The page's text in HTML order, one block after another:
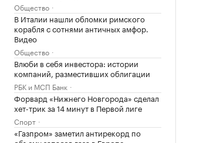
Общество
В Италии нашли обломки римского
корабля с сотнями античных амфор.
Видео
Общество
Влюби в себя инвестора: истории
компаний, разместивших облигации
РБК и МСП Банк
Форвард «Нижнего Новгорода» сделал
хет-трик за 14 минут в Первой лиге
Спорт
«Газпром» заметил антирекорд по